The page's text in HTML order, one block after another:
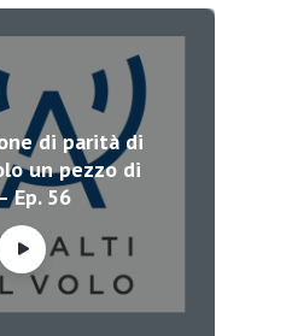
di parità di
un pezzo di
– Ep. 56